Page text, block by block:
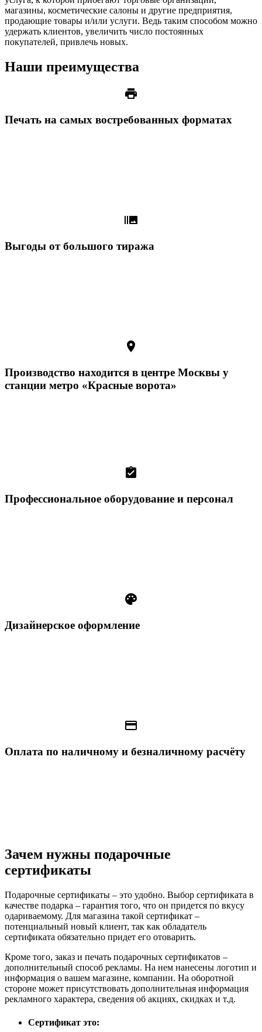
магазины, косметические салоны и другие предприятия,
продающие товары и/или услуги. Ведь таким способом можно
удержать клиентов, увеличить число постоянных
покупателей, привлечь новых.
Наши преимущества
print
Печать на самых востребованных форматах
burst_mode
Выгоды от большого тиража
room
Производство находится в центре Москвы у
станции метро «Красные ворота»
assignment_turned_in
Профессиональное оборудование и персонал
palette
Дизайнерское оформление
payment
Оплата по наличному и безналичному расчёту
Зачем нужны подарочные
сертификаты
Подарочные сертификаты – это удобно. Выбор сертификата в
качестве подарка – гарантия того, что он придется по вкусу
одариваемому. Для магазина такой сертификат –
потенциальный новый клиент, так как обладатель
сертификата обязательно придет его отоварить.
Кроме того, заказ и печать подарочных сертификатов –
дополнительный способ рекламы. На нем нанесены логотип и
информация о вашем магазине, компании. На оборотной
стороне может присутствовать дополнительная информация
рекламного характера, сведения об акциях, скидках и т.д.
Сертификат это: